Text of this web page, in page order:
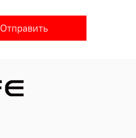
Отправить